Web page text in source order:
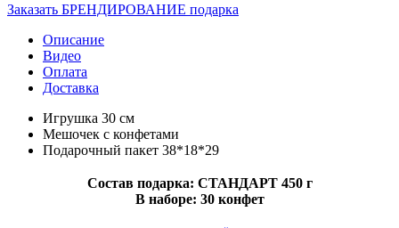
Заказать БРЕНДИРОВАНИЕ подарка
Описание
Видео
Оплата
Доставка
Игрушка 30 см
Мешочек с конфетами
Подарочный пакет 38*18*29
Состав подарка: СТАНДАРТ 450 г
В наборе: 30 конфет